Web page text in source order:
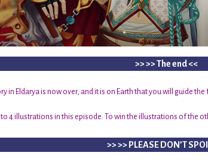
>> >> The end <<
in Eldarya is now over, and it is on Earth that you will guide
4 illustrations in this episode. To win the illustrations of the
>> >> PLEASE DON’T